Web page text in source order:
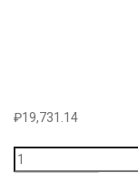
₽19,731.14
Количество